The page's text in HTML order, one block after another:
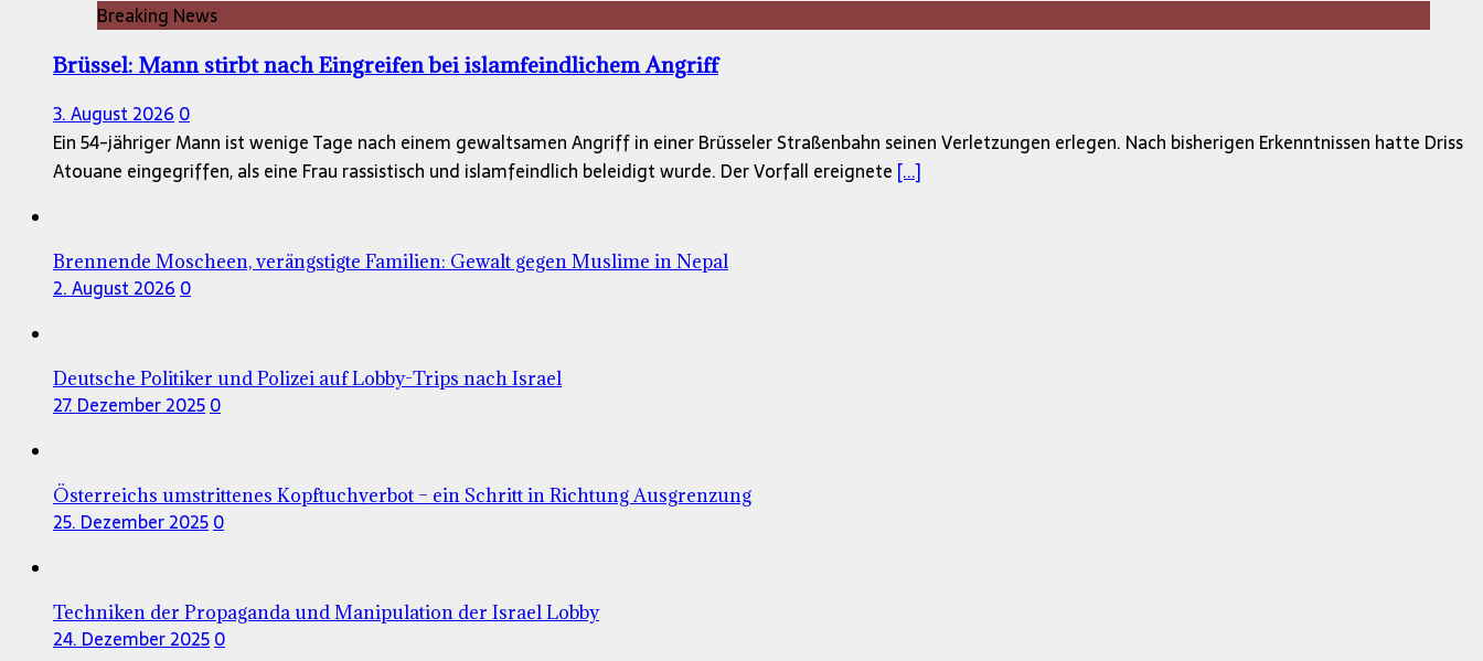
Breaking News
Brüssel: Mann stirbt nach Eingreifen bei islamfeindlichem Angriff
3. August 2026 0
Ein 54-jähriger Mann ist wenige Tage nach einem gewaltsamen Angriff in einer Brüsseler Straßenbahn seinen Verletzungen erlegen. Nach bisherigen Erkenntnissen hatte Driss
Atouane eingegriffen, als eine Frau rassistisch und islamfeindlich beleidigt wurde. Der Vorfall ereignete [...]
Brennende Moscheen, verängstigte Familien: Gewalt gegen Muslime in Nepal
2. August 2026 0
Deutsche Politiker und Polizei auf Lobby-Trips nach Israel
27. Dezember 20250
Österreichs umstrittenes Kopftuchverbot – ein Schritt in Richtung Ausgrenzung
25. Dezember 20250
Techniken der Propaganda und Manipulation der Israel Lobby
24. Dezember 20250